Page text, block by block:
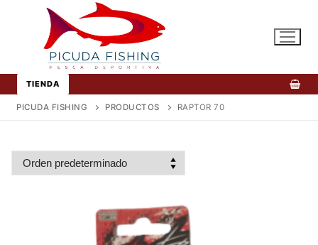
contenido
TIENDA
PICUDA FISHING PRODUCTOS RAPTOR 70